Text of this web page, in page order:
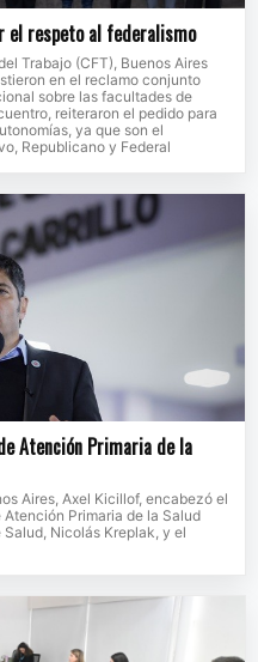
el respeto al federalismo
Trabajo (CFT), Buenos Aires
en el reclamo conjunto
sobre las facultades de
reiteraron el pedido para
ya que son el
Republicano y Federal
Atención Primaria de la
Aires, Axel Kicillof, encabezó el
Primaria de la Salud
Nicolás Kreplak, y el